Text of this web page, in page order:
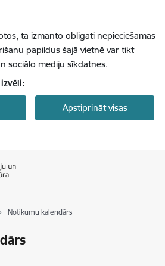
tā izmanto obligāti nepieciešamās
papildus šajā vietnē var tikt
sociālo mediju sīkdatnes.
Apstiprināt visas
Notikumu kalendārs